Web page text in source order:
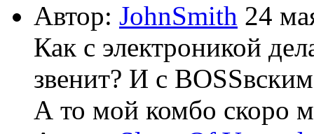
Автор: JohnSmith 24
Как с электроникой
звенит? И с
А то мой комбо скоро